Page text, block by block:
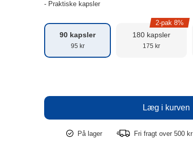
- Praktiske kapsler
90 kapsler
95 kr
180 kapsler
175 kr
2-pak 8%
På lager Fri fragt over 500 kr